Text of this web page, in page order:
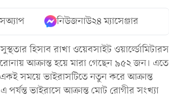
নিউজনাউ২৪ ম্যাসেঞ্জার
হিসাব রাখা ওয়েবসাইট ওয়ার্ল্ডোমিটারস
আক্রান্ত হয়ে মারা গেছেন ৯৫২ জন। এতে
সময়ে ভাইরাসটিতে নতুন করে আক্রান্ত
ভাইরাসে আক্রান্ত মোট রোগীর সংখ্যা